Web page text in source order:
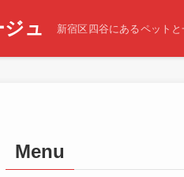
ュ 新宿区四谷にあるペット
Menu